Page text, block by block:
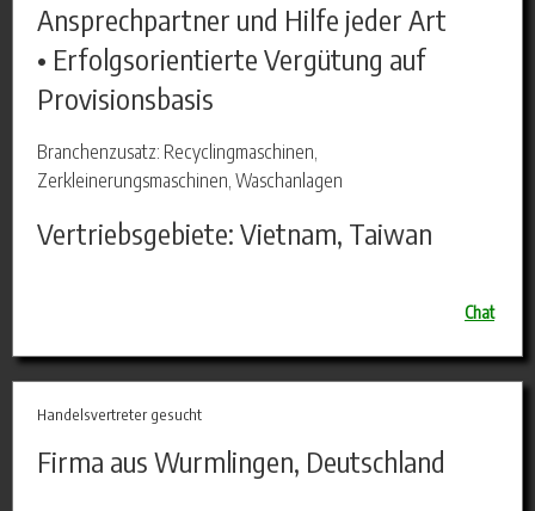
Ansprechpartner und Hilfe jeder Art
• Erfolgsorientierte Vergütung auf
Provisionsbasis
Branchenzusatz: Recyclingmaschinen,
Zerkleinerungsmaschinen, Waschanlagen
Vertriebsgebiete: Vietnam, Taiwan
Chat
Handelsvertreter gesucht
Firma aus Wurmlingen, Deutschland